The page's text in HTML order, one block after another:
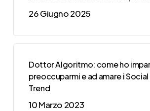
26 Giugno 2025
Dottor Algoritmo: come ho
preoccuparmi e ad amare i Social
Trend
10 Marzo 2023